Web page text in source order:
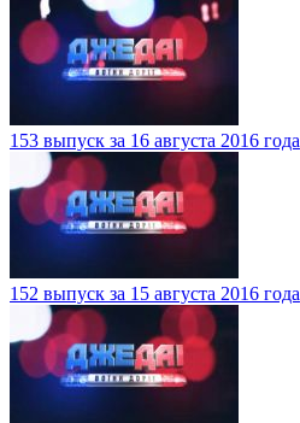
153 выпуск за 16 августа 2016 года
152 выпуск за 15 августа 2016 года